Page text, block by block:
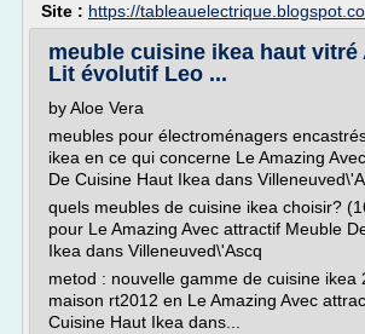
Site : https://
meuble cuisine ikea haut vitré
Lit évolutif Leo ...
by Aloe Vera
meubles pour électroménagers
ikea en ce qui concerne Le Amazing
De Cuisine Haut Ikea dans
quels meubles de cuisine ikea choisir?
pour Le Amazing Avec attractif Meuble
Ikea dans Villeneuved\'Ascq
metod : nouvelle gamme de cuisine ikea
maison rt2012 en Le Amazing Avec
Cuisine Haut Ikea dans...